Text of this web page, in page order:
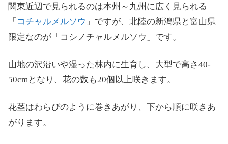
関東近辺で見られるのは本州～九州に広く見られる
「 コチャルメルソウ 」ですが、北陸の新潟県と富山県
限定なのが「コシノチャルメルソウ」です。
山地の沢沿いや湿った林内に生育し、大型で高さ40-
50cmとなり、花の数も20個以上咲きます。
花茎はわらびのように巻きあがり、下から順に咲きあ
がります。